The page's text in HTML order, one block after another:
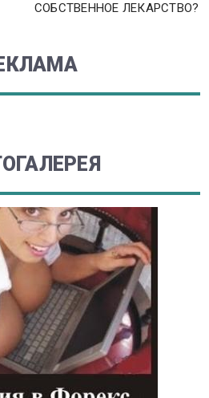
СОБСТВЕННОЕ ЛЕКАРСТВО?